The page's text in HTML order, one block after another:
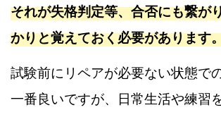
それが失格判定等、合否にも繋が
かりと覚えておく必要があります
試験前にリペアが必要ない状態で
一番良いですが、日常生活や練習